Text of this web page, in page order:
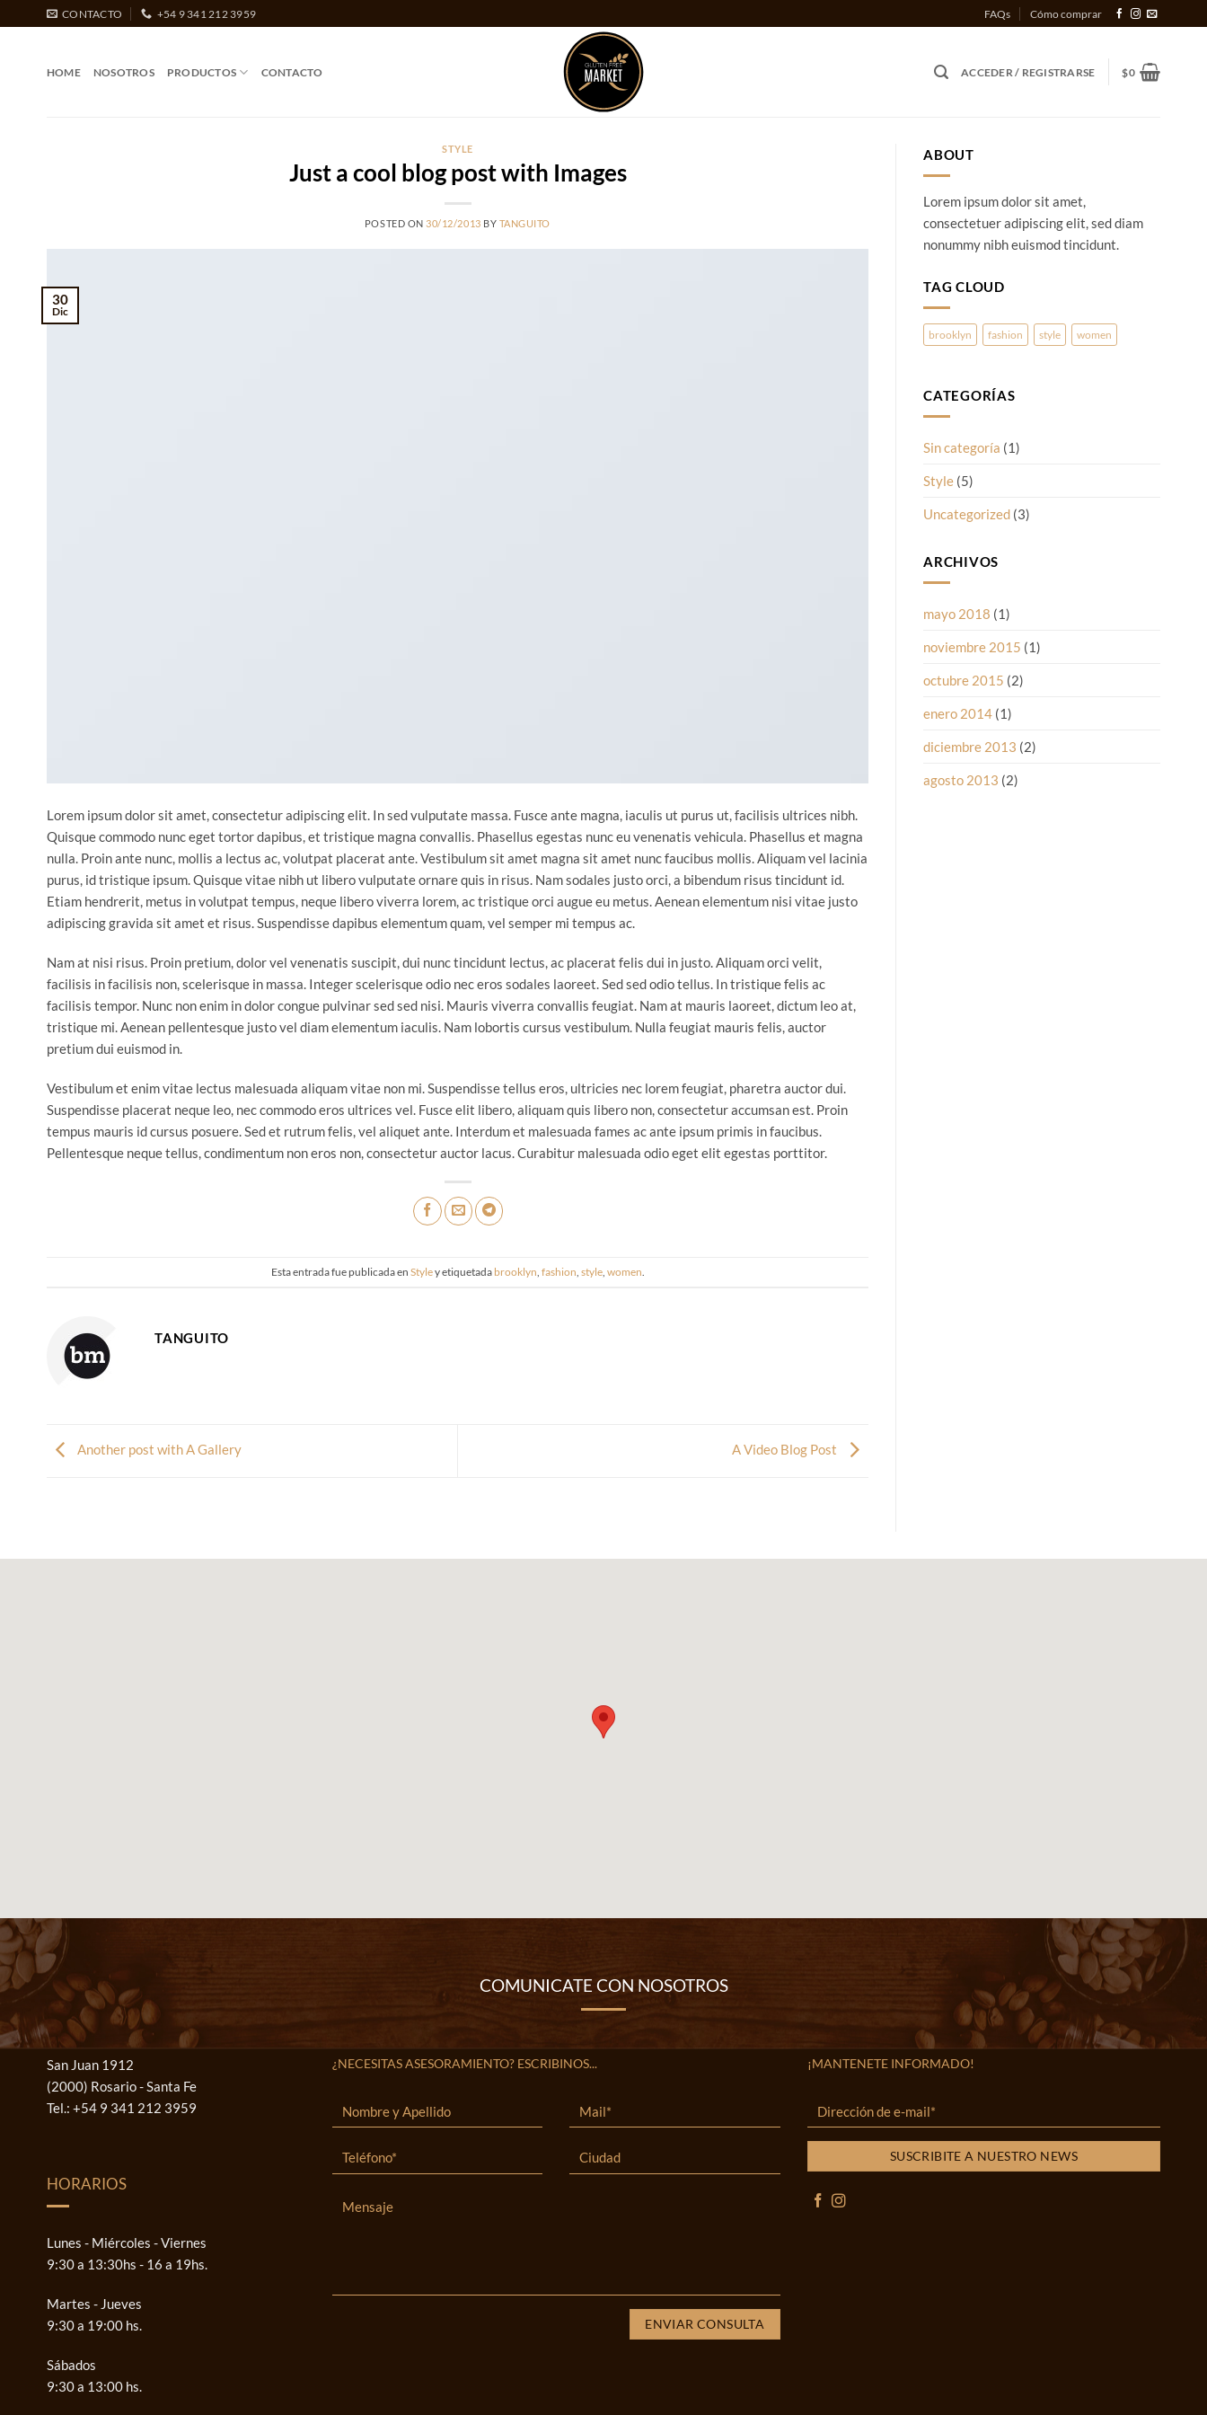
al
CONTACTO +54 9 341 212 3959 FAQs Cómo comprar
HOME NOSOTROS PRODUCTOS CONTACTO ACCEDER / REGISTRARSE $0
STYLE
Just a cool blog post with Images
POSTED ON30/12/2013 BY TANGUITO
30
Dic
Lorem ipsum dolor sit amet, consectetur adipiscing elit. In sed vulputate massa. Fusce ante magna, iaculis ut purus ut, facilisis ultrices nibh.
Quisque commodo nunc eget tortor dapibus, et tristique magna convallis. Phasellus egestas nunc eu venenatis vehicula. Phasellus et magna
nulla. Proin ante nunc, mollis a lectus ac, volutpat placerat ante. Vestibulum sit amet magna sit amet nunc faucibus mollis. Aliquam vel lacinia
purus, id tristique ipsum. Quisque vitae nibh ut libero vulputate ornare quis in risus. Nam sodales justo orci, a bibendum risus tincidunt id.
Etiam hendrerit, metus in volutpat tempus, neque libero viverra lorem, ac tristique orci augue eu metus. Aenean elementum nisi vitae justo
adipiscing gravida sit amet et risus. Suspendisse dapibus elementum quam, vel semper mi tempus ac.
Nam at nisi risus. Proin pretium, dolor vel venenatis suscipit, dui nunc tincidunt lectus, ac placerat felis dui in justo. Aliquam orci velit,
facilisis in facilisis non, scelerisque in massa. Integer scelerisque odio nec eros sodales laoreet. Sed sed odio tellus. In tristique felis ac
facilisis tempor. Nunc non enim in dolor congue pulvinar sed sed nisi. Mauris viverra convallis feugiat. Nam at mauris laoreet, dictum leo at,
tristique mi. Aenean pellentesque justo vel diam elementum iaculis. Nam lobortis cursus vestibulum. Nulla feugiat mauris felis, auctor
pretium dui euismod in.
Vestibulum et enim vitae lectus malesuada aliquam vitae non mi. Suspendisse tellus eros, ultricies nec lorem feugiat, pharetra auctor dui.
Suspendisse placerat neque leo, nec commodo eros ultrices vel. Fusce elit libero, aliquam quis libero non, consectetur accumsan est. Proin
tempus mauris id cursus posuere. Sed et rutrum felis, vel aliquet ante. Interdum et malesuada fames ac ante ipsum primis in faucibus.
Pellentesque neque tellus, condimentum non eros non, consectetur auctor lacus. Curabitur malesuada odio eget elit egestas porttitor.
Esta entrada fue publicada en Styley etiquetada brooklyn, fashion, style, women.
TANGUITO
Another post with A Gallery A Video Blog Post
ABOUT
Lorem ipsum dolor sit amet,
consectetuer adipiscing elit, sed diam
nonummy nibh euismod tincidunt.
TAG CLOUD
brooklyn fashion style women
CATEGORÍAS
Sin categoría (1)
Style (5)
Uncategorized (3)
ARCHIVOS
mayo 2018 (1)
noviembre 2015 (1)
octubre 2015 (2)
enero 2014 (1)
diciembre 2013 (2)
agosto 2013 (2)
COMUNICATE CON NOSOTROS
San Juan 1912
(2000) Rosario - Santa Fe
Tel.: +54 9 341 212 3959
HORARIOS
Lunes - Miércoles - Viernes
9:30 a 13:30hs - 16 a 19hs.
Martes - Jueves
9:30 a 19:00 hs.
Sábados
9:30 a 13:00 hs.
¿NECESITAS ASESORAMIENTO? ESCRIBINOS... ¡MANTENETE INFORMADO!